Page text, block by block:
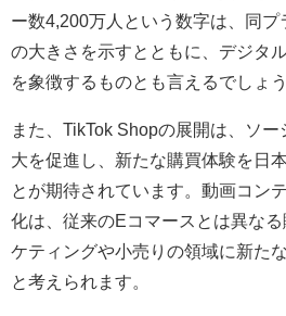
ー数4,200万人という数字は、同プ
の大きさを示すとともに、デジタ
を象徴するものとも言えるでしょう
また、TikTok Shopの展開は、ソ
大を促進し、新たな購買体験を日
とが期待されています。動画コン
化は、従来のEコマースとは異な
ケティングや小売りの領域に新た
と考えられます。